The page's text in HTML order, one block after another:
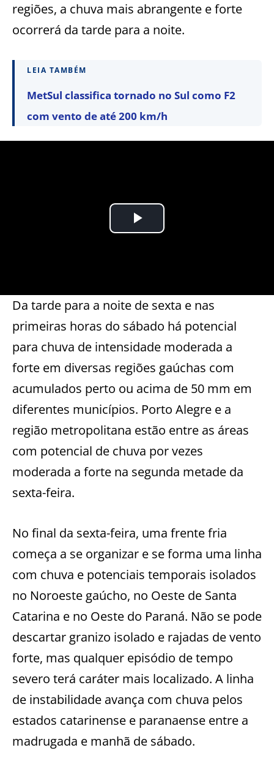
regiões, a chuva mais abrangente e forte
ocorrerá da tarde para a noite.
LEIA TAMBÉM
MetSul classifica tornado no Sul como F2
com vento de até 200 km/h
Da tarde para a noite de sexta e nas
primeiras horas do sábado há potencial
para chuva de intensidade moderada a
forte em diversas regiões gaúchas com
acumulados perto ou acima de 50 mm em
diferentes municípios. Porto Alegre e a
região metropolitana estão entre as áreas
com potencial de chuva por vezes
moderada a forte na segunda metade da
sexta-feira.
No final da sexta-feira, uma frente fria
começa a se organizar e se forma uma linha
com chuva e potenciais temporais isolados
no Noroeste gaúcho, no Oeste de Santa
Catarina e no Oeste do Paraná. Não se pode
descartar granizo isolado e rajadas de vento
forte, mas qualquer episódio de tempo
severo terá caráter mais localizado. A linha
de instabilidade avança com chuva pelos
estados catarinense e paranaense entre a
madrugada e manhã de sábado.